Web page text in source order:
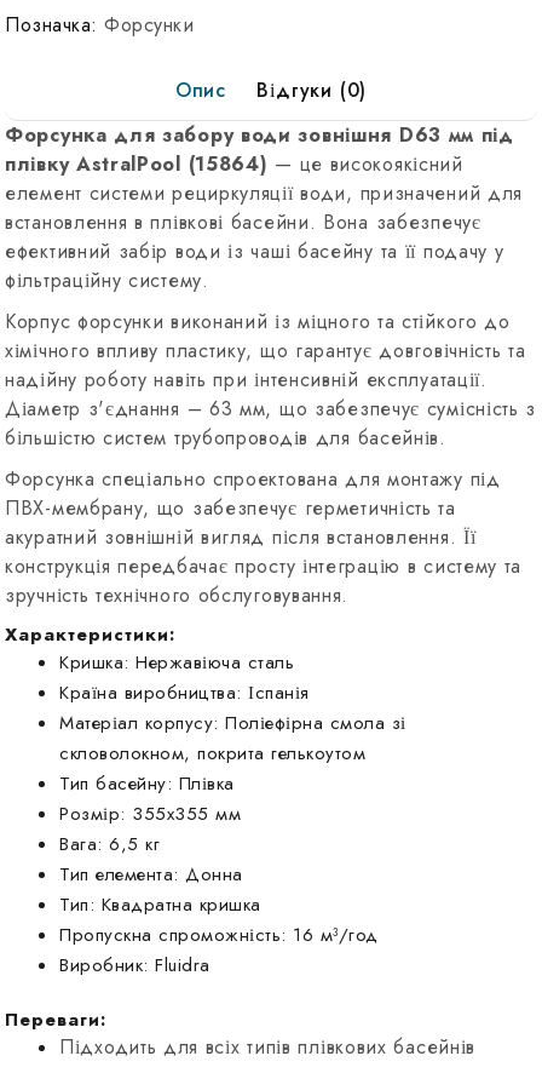
воды
D63
мм
15864
Позначка: Форсунки
Опис
Відгуки (0)
Форсунка для забору води зовнішня D63 мм під
плівку AstralPool (15864) — це високоякісний
елемент системи рециркуляції води, призначений для
встановлення в плівкові басейни. Вона забезпечує
ефективний забір води із чаші басейну та її подачу у
фільтраційну систему.
Корпус форсунки виконаний із міцного та стійкого до
хімічного впливу пластику, що гарантує довговічність та
надійну роботу навіть при інтенсивній експлуатації.
Діаметр з'єднання – 63 мм, що забезпечує сумісність з
більшістю систем трубопроводів для басейнів.
Форсунка спеціально спроектована для монтажу під
ПВХ-мембрану, що забезпечує герметичність та
акуратний зовнішній вигляд після встановлення. Її
конструкція передбачає просту інтеграцію в систему та
зручність технічного обслуговування.
Характеристики:
Кришка: Нержавіюча сталь
Країна виробництва: Іспанія
Матеріал корпусу: Поліефірна смола зі
скловолокном, покрита гелькоутом
Тип басейну: Плівка
Розмір: 355х355 мм
Вага: 6,5 кг
Тип елемента: Донна
Тип: Квадратна кришка
Пропускна спроможність: 16 м³/год
Виробник: Fluidra
Переваги:
Підходить для всіх типів плівкових басейнів